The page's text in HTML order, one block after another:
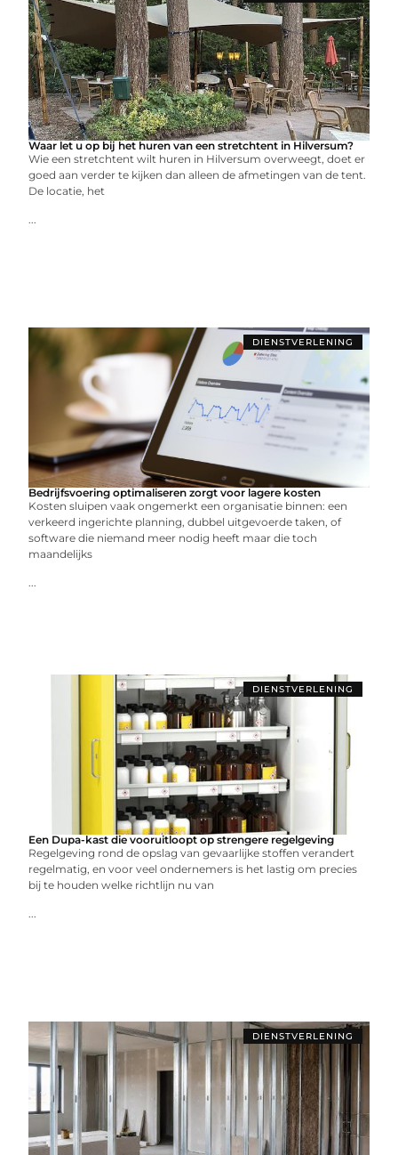
Waar let u op bij het huren van een stretchtent in Hilversum?
Wie een stretchtent wilt huren in Hilversum overweegt, doet er
goed aan verder te kijken dan alleen de afmetingen van de tent.
De locatie, het
...
DIENSTVERLENING
Bedrijfsvoering optimaliseren zorgt voor lagere kosten
Kosten sluipen vaak ongemerkt een organisatie binnen: een
verkeerd ingerichte planning, dubbel uitgevoerde taken, of
software die niemand meer nodig heeft maar die toch
maandelijks
...
DIENSTVERLENING
Een Dupa-kast die vooruitloopt op strengere regelgeving
Regelgeving rond de opslag van gevaarlijke stoffen verandert
regelmatig, en voor veel ondernemers is het lastig om precies
bij te houden welke richtlijn nu van
...
DIENSTVERLENING